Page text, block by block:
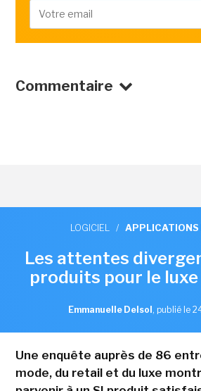
Commentaire
LOGICIEL / APPLICATIONS
Les attentes
produits pour le
Emmanuelle Delsol , publié le
Une enquête auprès de 86
mode, du retail et du luxe